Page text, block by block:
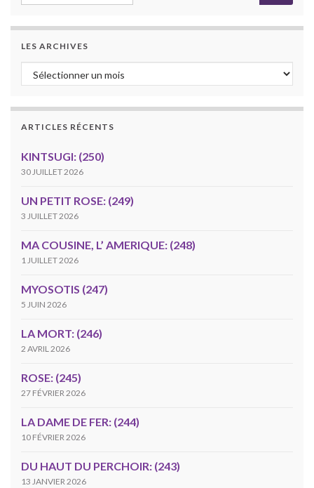
LES ARCHIVES
Les archives
ARTICLES RÉCENTS
KINTSUGI: (250)
30 JUILLET 2026
UN PETIT ROSE: (249)
3 JUILLET 2026
MA COUSINE, L’ AMERIQUE: (248)
1 JUILLET 2026
MYOSOTIS (247)
5 JUIN 2026
LA MORT: (246)
2 AVRIL 2026
ROSE: (245)
27 FÉVRIER 2026
LA DAME DE FER: (244)
10 FÉVRIER 2026
DU HAUT DU PERCHOIR: (243)
13 JANVIER 2026